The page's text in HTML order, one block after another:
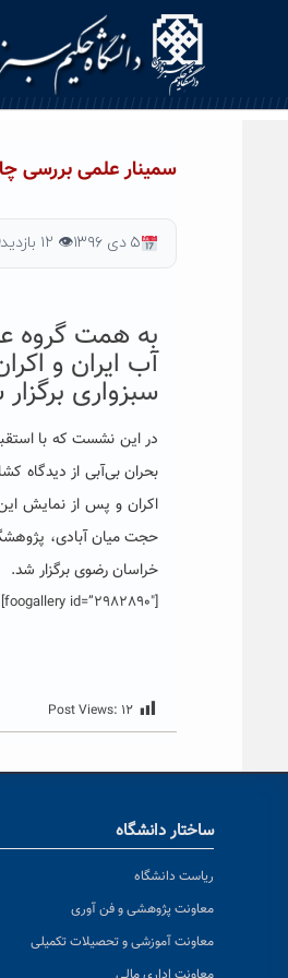
سمینار علمی بررسی
۵ دی ۱۳۹۶ 👁 ۱۲ بازدید
به همت گروه
آب ایران و
سبزواری
در این نشست که با
بحران بی‌آبی از دیدگاه
اکران و پس از نمایش
حجت میان آبادی،
خراسان رضوی برگزار شد.
[foogallery id=”2982890″]
Post Views: ۱۲
ساختار دانشگاه
ریاست دانشگاه
معاونت پژوهشی و فن آوری
معاونت آموزشی و تحصیلات تکمیلی